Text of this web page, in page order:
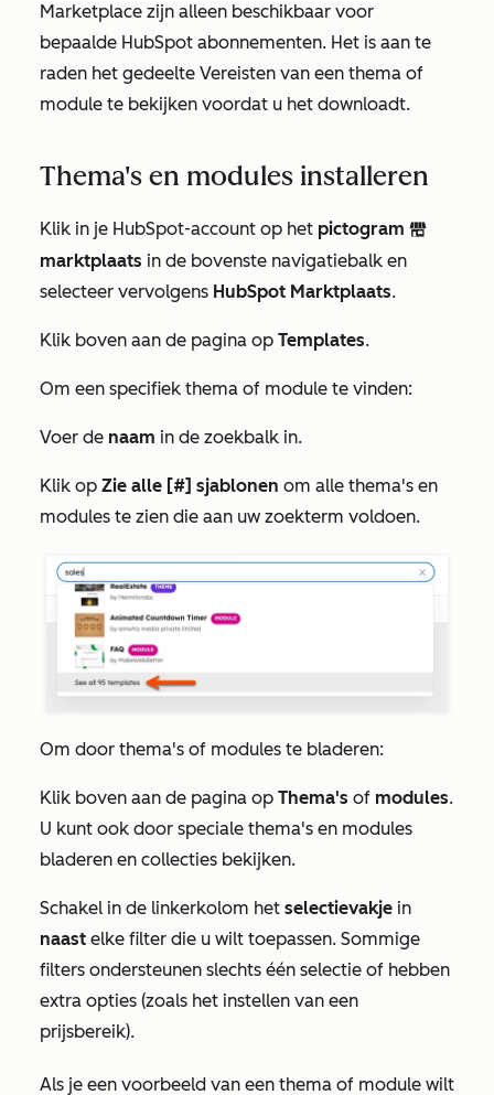
Marketplace zijn alleen beschikbaar voor
bepaalde HubSpot abonnementen. Het is aan te
raden het gedeelte Vereisten van een thema of
module te bekijken voordat u het downloadt.
Thema's en modules installeren
Klik in je HubSpot-account op het pictogram marketplace
marktplaats in de bovenste navigatiebalk en
selecteer vervolgens HubSpot Marktplaats.
Klik boven aan de pagina op Templates.
Om een specifiek thema of module te vinden:
Voer de naam in de zoekbalk in.
Klik op Zie alle [#] sjablonen om alle thema's en
modules te zien die aan uw zoekterm voldoen.
Om door thema's of modules te bladeren:
Klik boven aan de pagina op Thema's of modules.
U kunt ook door speciale thema's en modules
bladeren en collecties bekijken.
Schakel in de linkerkolom het selectievakje in
naast elke filter die u wilt toepassen. Sommige
filters ondersteunen slechts één selectie of hebben
extra opties (zoals het instellen van een
prijsbereik).
Als je een voorbeeld van een thema of module wilt